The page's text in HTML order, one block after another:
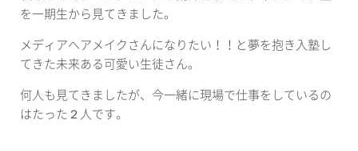
を一期生から見てきました。
メディアヘアメイクさんになりたい！！と夢を抱き入塾し
てきた未来ある可愛い生徒さん。
何人も見てきましたが、今一緒に現場で仕事をしているの
はたった２人です。